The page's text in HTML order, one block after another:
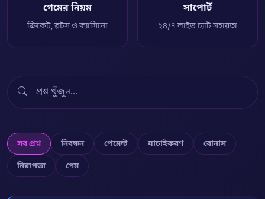
গেমের নিয়ম
ক্রিকেট, স্লটস ও ক্যাসিনো
সাপোর্ট
২৪/৭ লাইভ চ্যাট সহায়তা
সব প্রশ্ন নিবন্ধন পেমেন্ট যাচাইকরণ বোনাস
নিরাপত্তা গেম